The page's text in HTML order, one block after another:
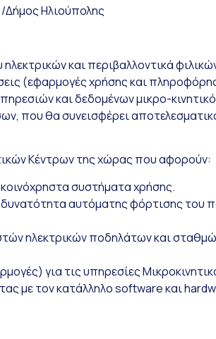
Δήμος Ηλιούπολης
και περιβαλλοντικά
(εφαρμογές χρήσης και
και δεδομένων μικρο-
που θα συνεισφέρει
Κέντρων της χώρας που αφορούν:
συστήματα χρήσης.
αυτόματης φόρτισης του
ηλεκτρικών ποδηλάτων και
για τις υπηρεσίες
με τον κατάλληλο software και